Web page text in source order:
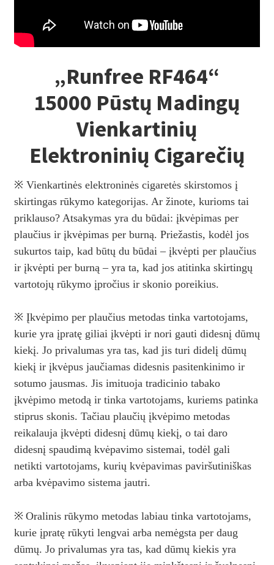
„Runfree RF464“
15000 Pūstų Madingų
Vienkartinių
Elektroninių Cigarečių
※ Vienkartinės elektroninės cigaretės skirstomos į
skirtingas rūkymo kategorijas. Ar žinote, kurioms tai
priklauso? Atsakymas yra du būdai: įkvėpimas per
plaučius ir įkvėpimas per burną. Priežastis, kodėl jos
sukurtos taip, kad būtų du būdai – įkvėpti per plaučius
ir įkvėpti per burną – yra ta, kad jos atitinka skirtingų
vartotojų rūkymo įpročius ir skonio poreikius.
※ Įkvėpimo per plaučius metodas tinka vartotojams,
kurie yra įpratę giliai įkvėpti ir nori gauti didesnį dūmų
kiekį. Jo privalumas yra tas, kad jis turi didelį dūmų
kiekį ir įkvėpus jaučiamas didesnis pasitenkinimo ir
sotumo jausmas. Jis imituoja tradicinio tabako
įkvėpimo metodą ir tinka vartotojams, kuriems patinka
stiprus skonis. Tačiau plaučių įkvėpimo metodas
reikalauja įkvėpti didesnį dūmų kiekį, o tai daro
didesnį spaudimą kvėpavimo sistemai, todėl gali
netikti vartotojams, kurių kvėpavimas paviršutiniškas
arba kvėpavimo sistema jautri.
※ Oralinis rūkymo metodas labiau tinka vartotojams,
kurie įpratę rūkyti lengvai arba nemėgsta per daug
dūmų. Jo privalumas yra tas, kad dūmų kiekis yra